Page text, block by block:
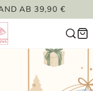
AB 39,90 €